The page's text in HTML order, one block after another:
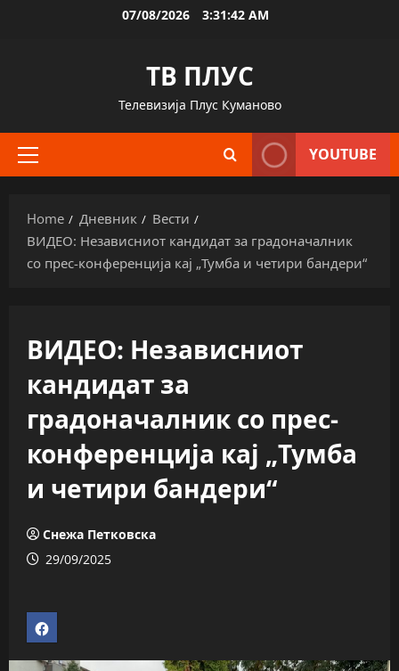
07/08/2026 3:31:42 AM
ТВ ПЛУС
Телевизија Плус Куманово
Primary
YOUTUBE
Home Дневник
Вести
ВИДЕО: Независниот кандидат за градоначалник
со прес-конференција кај „Тумба и четири бандери“
ВИДЕО: Независниот
кандидат за
градоначалник со прес-
конференција кај „Тумба
и четири бандери“
Снежа Петковска
29/09/2025